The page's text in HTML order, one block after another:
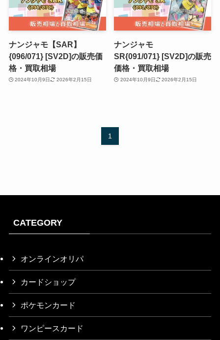
ナンジャモ【SAR】
{096/071} [SV2D]の販売価
格・買取相場
2024年10月9日 2026年2月15日
ナンジャモ
SR{091/071} [SV2D]の販売
価格・買取相場
2024年10月9日 2026年2月15日
1
CATEGORY
オンラインオリパ
カードショップ
ポケモンカード
ワンピースカード